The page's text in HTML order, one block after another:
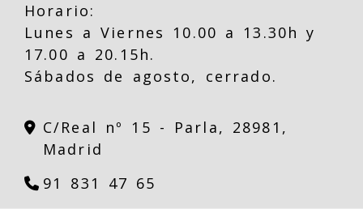
Horario:
Lunes a Viernes 10.00 a 13.30h y
17.00 a 20.15h.
Sábados de agosto, cerrado.
C/Real nº 15 - Parla, 28981,
Madrid
91 831 47 65